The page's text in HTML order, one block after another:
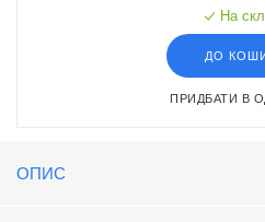
На
ДО
ПРИДБАТИ В
ОПИС